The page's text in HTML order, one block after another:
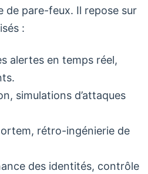
de pare-feux. Il repose sur
:
alertes en temps réel,
simulations d’attaques
rétro-ingénierie de
des identités, contrôle